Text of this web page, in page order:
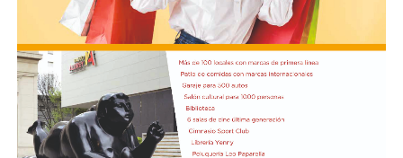
en participar de la Semana Social 2026, que tendrá lugar
del 4 al 6 de septiembre en la ciudad de Córdoba, así
como en torno a la próxima visita del Sumo Pontífice.
Por último, el secretario de Hacienda de CAME, Blas
Taladrid, subrayó la importancia de la realización de la
Semana Social, que anualmente convoca la Comisión